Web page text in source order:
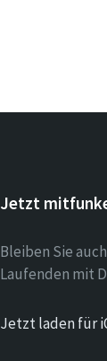
Jetzt
Bleiben Sie
Laufenden mit
Jetzt laden für